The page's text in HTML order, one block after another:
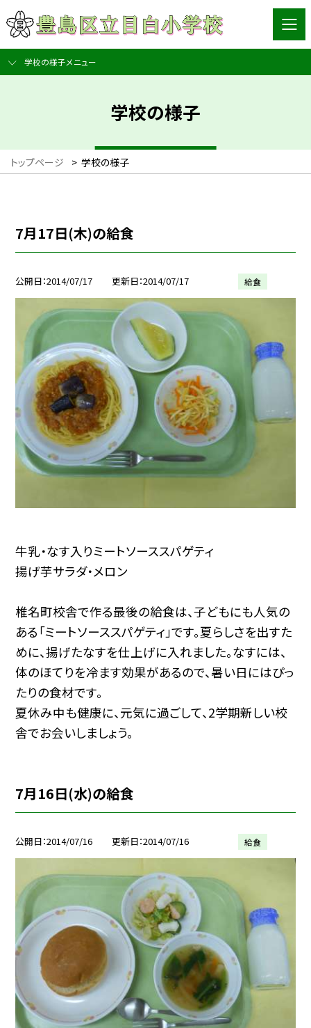
学校の様子メニュー
学校の様子
トップページ > 学校の様子
7月17日(木)の給食
公開日 2014/07/17 更新日 2014/07/17 給食
牛乳・なす入りミートソーススパゲティ
揚げ芋サラダ・メロン
椎名町校舎で作る最後の給食は、子どもにも人気の
ある「ミートソーススパゲティ」です。夏らしさを出すた
めに、揚げたなすを仕上げに入れました。なすには、
体のほてりを冷ます効果があるので、暑い日にはぴっ
たりの食材です。
夏休み中も健康に、元気に過ごして、2学期新しい校
舎でお会いしましょう。
7月16日(水)の給食
公開日 2014/07/16 更新日 2014/07/16 給食